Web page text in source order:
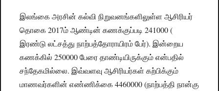
இலங்கை அரசின் கல்வி நிறுவனங்களிலுள்ள ஆசிரியர்
தொகை 2017ம் ஆண்டின் கணக்குப்படி 241000 (
இரண்டு லட்சத்து நாற்பத்தோராயிரம் பேர்). இன்றைய
கணக்கில் 250000 பேரை தாண்டியிருக்கும் என்பதில்
சந்தேகமில்லை. இவ்வளவு ஆசிரியர்கள் கற்பிக்கும்
மாணவர்களின் எண்ணிக்கை 4460000 (நாற்பத்தி நான்கு